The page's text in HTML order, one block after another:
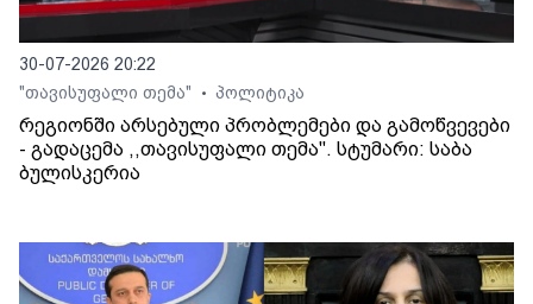
30-07-2026 20:22
"თავისუფალი თემა"
• პოლიტიკა
რეგიონში არსებული პრობლემები და გამოწვევები
- გადაცემა ,,თავისუფალი თემა". სტუმარი: საბა
ბულისკერია